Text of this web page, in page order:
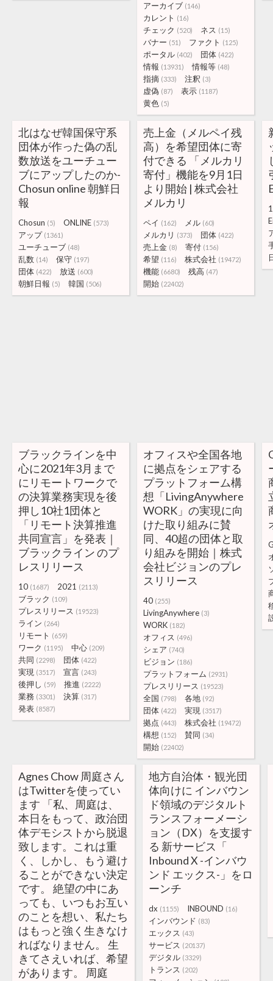
アーカイブ (146)
カレント (16)
チェック (520) ネス (15)
バナー (51) ファクト (125)
ポータル (402) 団体 (422)
情報 (13931) 情報等 (48)
指摘 (333) 注釈 (3)
虚偽 (87) 表示 (1187)
黄色 (5)
北はなぜ韓国保守系
団体が作った偽の乱
数放送をユーチュー
ブにアップしたのか-
Chosun online 朝鮮日
報
Chosun (5) ONLINE (573)
アップ (1361)
ユーチューブ (48)
乱数 (14) 保守 (197)
団体 (422) 放送 (600)
朝鮮日報 (5) 韓国 (506)
売上金（メルペイ残
高）を希望団体に寄
付できる 「メルカリ
寄付」機能を9月1日
より開始 | 株式会社
メルカリ
ペイ (162) メル (60)
メルカリ (373) 団体 (422)
売上金 (8) 寄付 (156)
希望 (116) 株式会社 (19472)
機能 (6680) 残高 (47)
開始 (22402)
ブラックラインを中
心に2021年3月まで
にリモートワークで
の決算業務実現を後
押し10社1団体と
「リモート決算推進
共同宣言」を発表｜
ブラックライン のプ
レスリリース
10 (1687) 2021 (2113)
ブラック (109)
プレスリリース (19523)
ライン (264)
リモート (659)
ワーク (1195) 中心 (209)
共同 (2298) 団体 (422)
実現 (3517) 宣言 (243)
後押し (59) 推進 (2222)
業務 (3301) 決算 (317)
発表 (8587)
オフィスや全国各地
に拠点をシェアする
プラットフォーム構
想「LivingAnywhere
WORK」の実現に向
けた取り組みに賛
同、40超の団体と取
り組みを開始｜株式
会社ビジョンのプレ
スリリース
40 (255)
LivingAnywhere (3)
WORK (182)
オフィス (496)
シェア (740)
ビジョン (186)
プラットフォーム (2931)
プレスリリース (19523)
全国 (798) 各地 (92)
団体 (422) 実現 (3517)
拠点 (443) 株式会社 (19472)
構想 (152) 賛同 (34)
開始 (22402)
Agnes Chow 周庭さん
はTwitterを使ってい
ます 「私、周庭は、
本日をもって、政治団
体デモシストから脱退
致します。これは重
く、しかし、もう避け
ることができない決定
です。 絶望の中にあ
っても、いつもお互い
のことを想い、私たち
はもっと強く生きなけ
ればなりません。 生
きてさえいれば、希望
があります。 周庭
地方自治体・観光団
体向けに インバウン
ド領域のデジタルト
ランスフォーメーシ
ョン（DX）を支援す
る 新サービス「
Inbound X -インバウ
ンド エックス-」をロ
ーンチ
dx (1155) INBOUND (16)
インバウンド (83)
エックス (43)
サービス (20137)
デジタル (3329)
トランス (202)